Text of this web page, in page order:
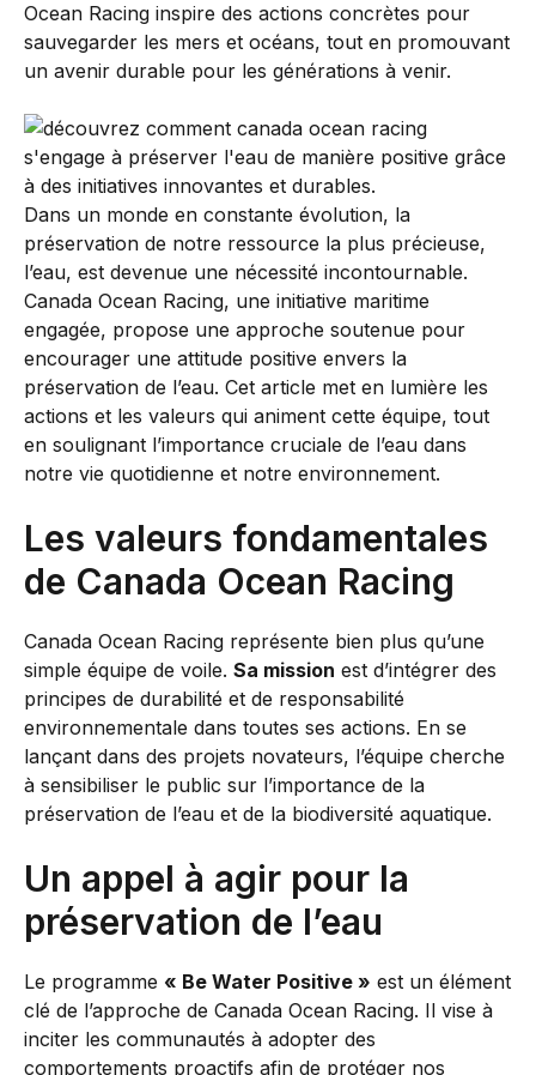
Ocean Racing inspire des actions concrètes pour
sauvegarder les mers et océans, tout en promouvant
un avenir durable pour les générations à venir.
Dans un monde en constante évolution, la
préservation de notre ressource la plus précieuse,
l’eau, est devenue une nécessité incontournable.
Canada Ocean Racing, une initiative maritime
engagée, propose une approche soutenue pour
encourager une attitude positive envers la
préservation de l’eau. Cet article met en lumière les
actions et les valeurs qui animent cette équipe, tout
en soulignant l’importance cruciale de l’eau dans
notre vie quotidienne et notre environnement.
Les valeurs fondamentales
de Canada Ocean Racing
Canada Ocean Racing représente bien plus qu’une
simple équipe de voile. Sa mission est d’intégrer des
principes de durabilité et de responsabilité
environnementale dans toutes ses actions. En se
lançant dans des projets novateurs, l’équipe cherche
à sensibiliser le public sur l’importance de la
préservation de l’eau et de la biodiversité aquatique.
Un appel à agir pour la
préservation de l’eau
Le programme « Be Water Positive » est un élément
clé de l’approche de Canada Ocean Racing. Il vise à
inciter les communautés à adopter des
comportements proactifs afin de protéger nos